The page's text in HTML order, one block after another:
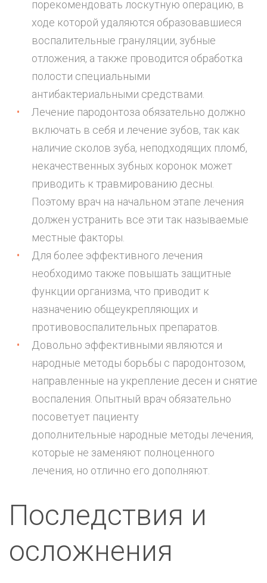
порекомендовать лоскутную операцию, в
ходе которой удаляются образовавшиеся
воспалительные грануляции, зубные
отложения, а также проводится обработка
полости специальными
антибактериальными средствами.
Лечение пародонтоза обязательно должно
включать в себя и лечение зубов, так как
наличие сколов зуба, неподходящих пломб,
некачественных зубных коронок может
приводить к травмированию десны.
Поэтому врач на начальном этапе лечения
должен устранить все эти так называемые
местные факторы.
Для более эффективного лечения
необходимо также повышать защитные
функции организма, что приводит к
назначению общеукрепляющих и
противовоспалительных препаратов.
Довольно эффективными являются и
народные методы борьбы с пародонтозом,
направленные на укрепление десен и снятие
воспаления. Опытный врач обязательно
посоветует пациенту
дополнительные народные методы лечения,
которые не заменяют полноценного
лечения, но отлично его дополняют.
Последствия и
осложнения